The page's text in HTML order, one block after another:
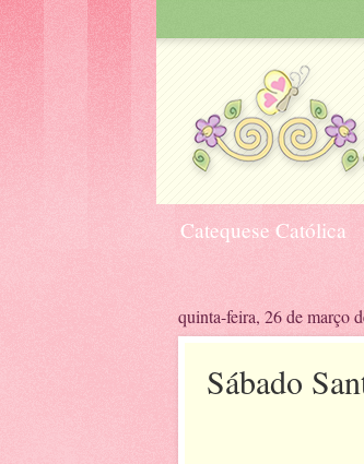
Catequese Católica
quinta-feira, 26 de março
Sábado